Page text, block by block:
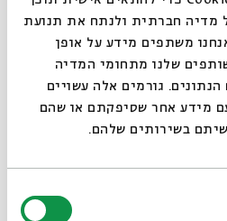
מדיה חברתית ולנתח את תנועת
משתפים מידע על אופן
שלנו מתחומי המדיה
גורמים אלה עשויים
מידע אחר שסיפקתם או שהם
בשירותים שלהם.